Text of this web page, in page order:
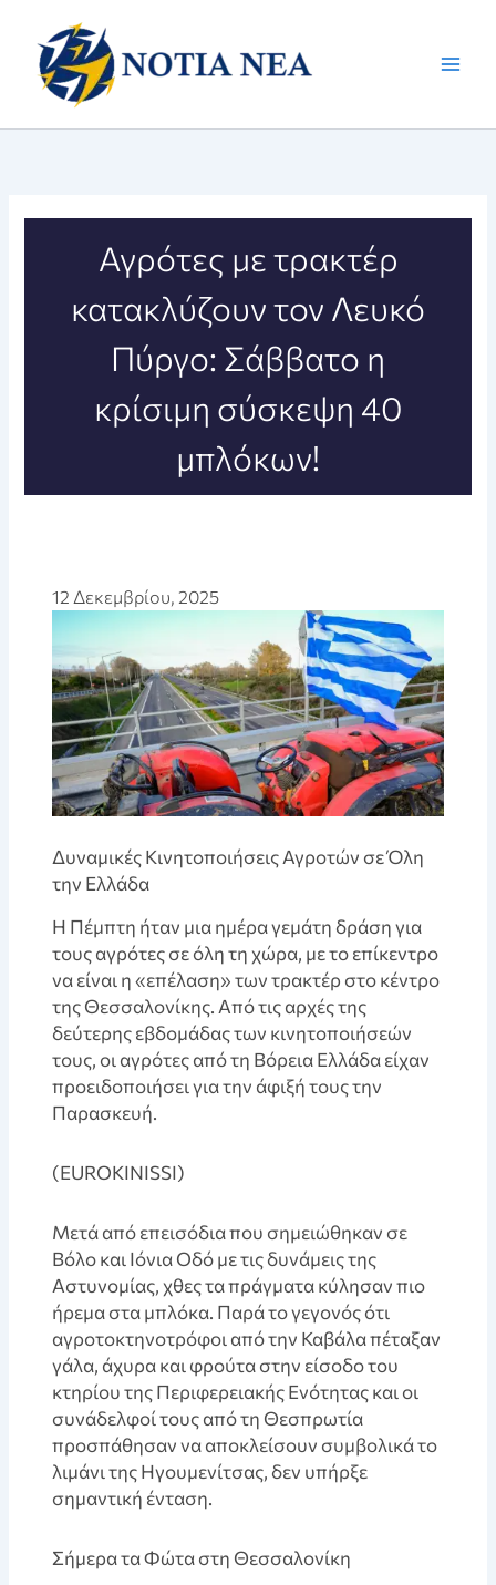
περιεχόμενο
Αγρότες με τρακτέρ
κατακλύζουν τον Λευκό
Πύργο: Σάββατο η
κρίσιμη σύσκεψη 40
μπλόκων!
12 Δεκεμβρίου, 2025
Δυναμικές Κινητοποιήσεις Αγροτών σε Όλη
την Ελλάδα
Η Πέμπτη ήταν μια ημέρα γεμάτη δράση για
τους αγρότες σε όλη τη χώρα, με το επίκεντρο
να είναι η «επέλαση» των τρακτέρ στο κέντρο
της Θεσσαλονίκης. Από τις αρχές της
δεύτερης εβδομάδας των κινητοποιήσεών
τους, οι αγρότες από τη Βόρεια Ελλάδα είχαν
προειδοποιήσει για την άφιξή τους την
Παρασκευή.
(EUROKINISSI)
Μετά από επεισόδια που σημειώθηκαν σε
Βόλο και Ιόνια Οδό με τις δυνάμεις της
Αστυνομίας, χθες τα πράγματα κύλησαν πιο
ήρεμα στα μπλόκα. Παρά το γεγονός ότι
αγροτοκτηνοτρόφοι από την Καβάλα πέταξαν
γάλα, άχυρα και φρούτα στην είσοδο του
κτηρίου της Περιφερειακής Ενότητας και οι
συνάδελφοί τους από τη Θεσπρωτία
προσπάθησαν να αποκλείσουν συμβολικά το
λιμάνι της Ηγουμενίτσας, δεν υπήρξε
σημαντική ένταση.
Σήμερα τα Φώτα στη Θεσσαλονίκη